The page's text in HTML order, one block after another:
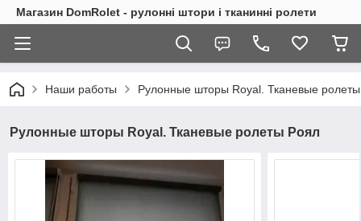
Магазин DomRolet - рулонні штори і тканинні ролети
Наши работы Рулонные шторы Royal. Тканевые
Рулонные шторы Royal. Тканевые ролеты Роял